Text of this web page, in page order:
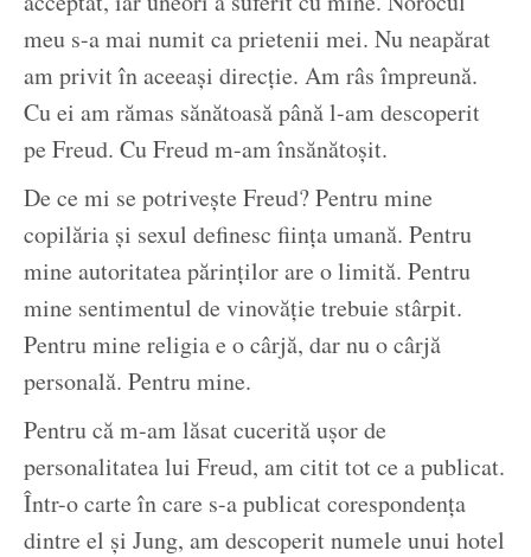
meu s-a mai numit ca prietenii mei. Nu neapărat
am privit în aceeași direcție. Am râs împreună.
Cu ei am rămas sănătoasă până l-am descoperit
pe Freud. Cu Freud m-am însănătoșit.
De ce mi se potrivește Freud? Pentru mine
copilăria și sexul definesc ființa umană. Pentru
mine autoritatea părinților are o limită. Pentru
mine sentimentul de vinovăție trebuie stârpit.
Pentru mine religia e o cârjă, dar nu o cârjă
personală. Pentru mine.
Pentru că m-am lăsat cucerită ușor de
personalitatea lui Freud, am citit tot ce a publicat.
Într-o carte în care s-a publicat corespondența
dintre el și Jung, am descoperit numele unui hotel